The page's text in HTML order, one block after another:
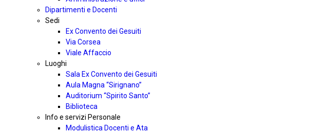
Dipartimenti e Docenti
Sedi
Ex Convento dei Gesuiti
Via Corsea
Viale Affaccio
Luoghi
Sala Ex Convento dei Gesuiti
Aula Magna “Sirignano”
Auditorium “Spirito Santo”
Biblioteca
Info e servizi Personale
Modulistica Docenti e Ata